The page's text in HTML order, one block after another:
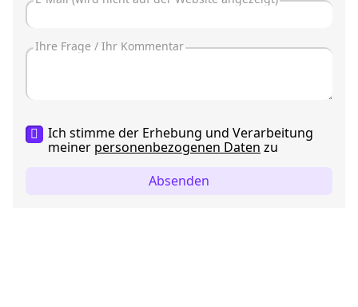
Ich stimme der Erhebung und Verarbeitung
meiner personenbezogenen Daten zu
Absenden